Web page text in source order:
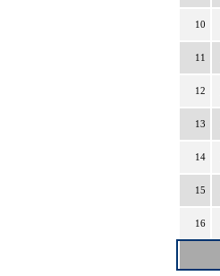
10
11
12
13
14
15
16